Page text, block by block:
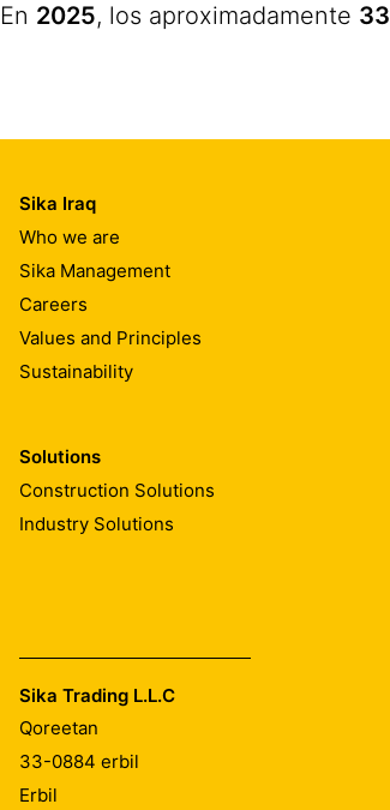
En 2025, los aproximadamente
Sika Iraq
Who we are
Sika Management
Careers
Values and Principles
Sustainability
Solutions
Construction Solutions
Industry Solutions
Sika Trading L.L.C
Qoreetan
33-0884 erbil
Erbil